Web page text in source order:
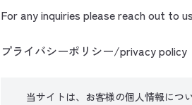
For any inquiries please reach out to
プライバシーポリシー/privacy policy
当サイトは、お客様の個人情報につ